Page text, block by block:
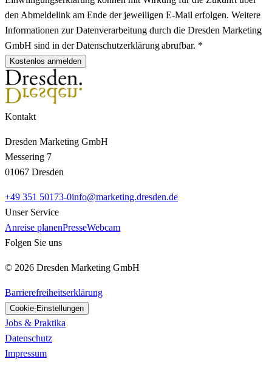
den Abmeldelink am Ende der jeweiligen E-Mail erfolgen. Weitere
Informationen zur Datenverarbeitung durch die Dresden Marketing
GmbH sind in der Datenschutzerklärung abrufbar. *
Kostenlos anmelden
Kontakt
Dresden Marketing GmbH
Messering 7
01067 Dresden
+49 351 50173-0info@marketing.dresden.de
Unser Service
Anreise planenPresseWebcam
Folgen Sie uns
© 2026 Dresden Marketing GmbH
Barrierefreiheitserklärung
Cookie-Einstellungen
Jobs & Praktika
Datenschutz
Impressum